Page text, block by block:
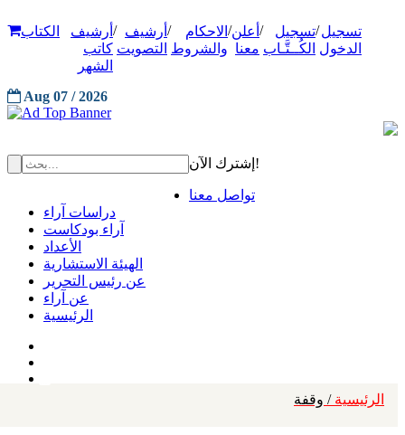
تسجيل
الدخول
/تسجيل
الكُــتَّـاب
/ أعلن
معنا
/ الاحكام
والشروط
/ أرشيف
التصويت
/ أرشيف
كاتب
الشهر
الكتاب
Aug 07 / 2026
إشترك الآن!
تواصل معنا
دراسات آراء
آراء بودكاست
الأعداد
الهيئة الاستشارية
عن رئيس التحرير
عن آراء
الرئيسية
الرئيسية / وقفة